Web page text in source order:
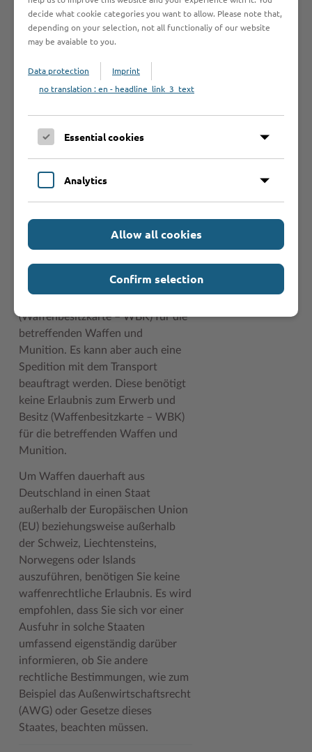
Schweiz, nach Liechtenstein,
Norwegen oder Island, benötigen
Sie eine Einfuhrgenehmigung des
Ausfuhr aus Deutschland
Um Waffen dauerhaft aus
Deutschland in einen Mitgliedstaat
nach Liechtenstein, Norwegen oder
Island auszuführen, benötigen Sie
eine Einfuhrerlaubnis des
betreffenden Staates oder Sie
versichern glaubhaft, dass Sie keine
Einfuhrgenehmigung benötigen.
Der Transporteur benötigt eine
(Waffenbesitzkarte – WBK) für die
betreffenden Waffen und
Munition. Es kann aber auch eine
Spedition mit dem Transport
beauftragt werden. Diese benötigt
keine Erlaubnis zum Erwerb und
Besitz (Waffenbesitzkarte – WBK)
für die betreffenden Waffen und
Munition.
Um Waffen dauerhaft aus
Deutschland in einen Staat
außerhalb der Europäischen Union
(EU) beziehungsweise außerhalb
der Schweiz, Liechtensteins,
Norwegens oder Islands
auszuführen, benötigen Sie keine
waffenrechtliche Erlaubnis. Es wird
empfohlen, dass Sie sich vor einer
Ausfuhr in solche Staaten
umfassend eigenständig darüber
informieren, ob Sie andere
rechtliche Bestimmungen, wie zum
Beispiel das Außenwirtschaftsrecht
(AWG) oder Gesetze dieses
Staates, beachten müssen.
decide what cookie categories you want to allow. Please note that,
depending on your selection, not all functionaliy of our website
may be avaiable to you.
Data protection
Imprint
no translation : en - headline_link_3_text
Essential cookies
Analytics
Allow all cookies
Confirm selection